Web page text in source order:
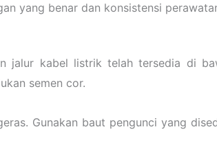
yang benar dan konsistensi
jalur kabel listrik telah tersedia di
semen cor.
Gunakan baut pengunci yang